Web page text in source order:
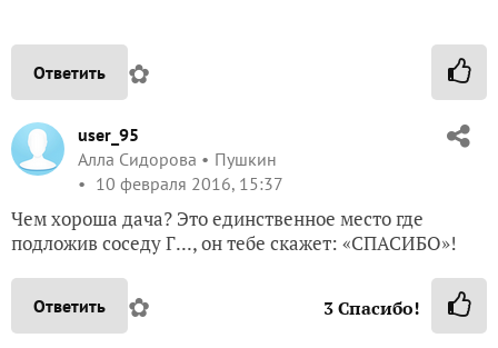
Ответить ✿
user_95
Алла Сидорова
Пушкин
10 февраля 2016, 15:37
Чем хороша дача? Это единственное место где
подложив соседу Г..., он тебе скажет: «СПАСИБО»!
Ответить ✿ 3Спасибо!